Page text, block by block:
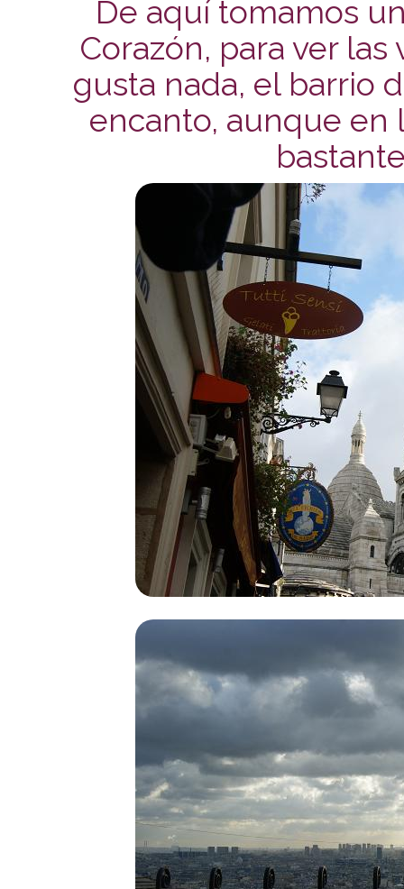
De aquí tomamos
Corazón, para ver
gusta nada, el barrio
encanto, aunque en